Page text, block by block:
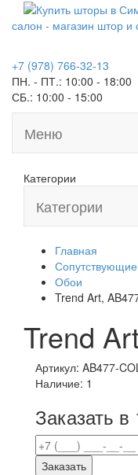
салон - магазин штор и
+7 (978) 766-32-13
ПН. - ПТ.: 10:00 - 18:00
СБ.: 10:00 - 15:00
Меню
Категории
Категории
Главная
Обои
Trend Art,
Trend
Артикул: AB477-
Наличие: 1
Заказать в
Заказать